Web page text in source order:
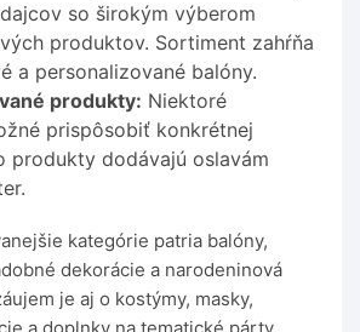
so širokým výberom
produktov. Sortiment zahŕňa
a personalizované balóny.
produkty: Niektoré
prispôsobiť konkrétnej
produkty dodávajú oslavám
kategórie patria balóny,
dekorácie a narodeninová
je aj o kostýmy, masky,